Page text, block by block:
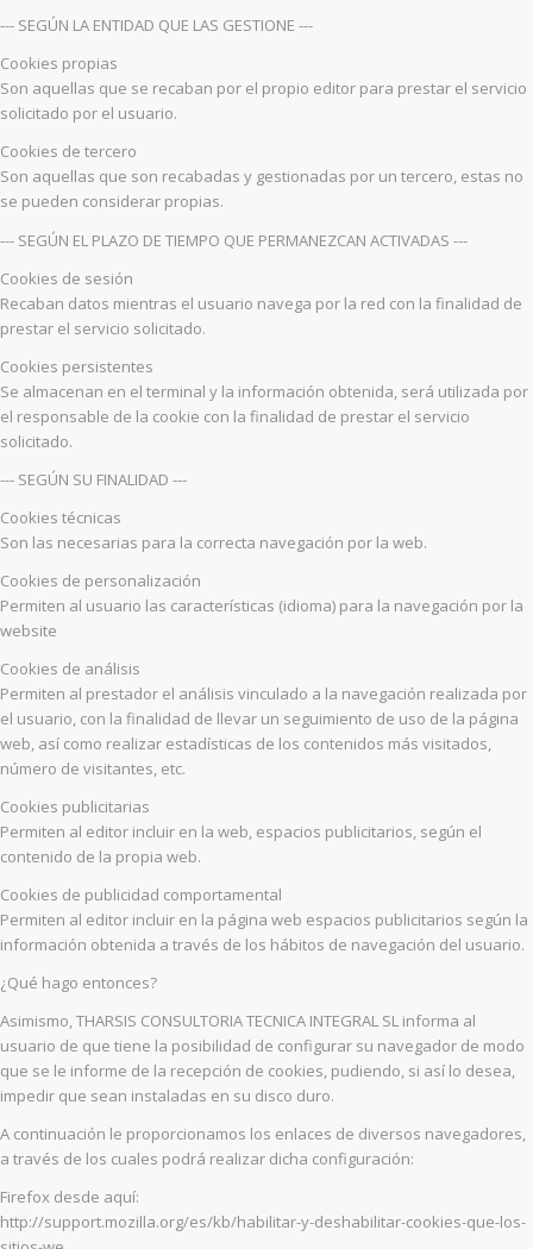
--- SEGÚN LA ENTIDAD QUE LAS GESTIONE ---
Cookies propias
Son aquellas que se recaban por el propio editor para prestar el servicio
solicitado por el usuario.
Cookies de tercero
Son aquellas que son recabadas y gestionadas por un tercero, estas no
se pueden considerar propias.
--- SEGÚN EL PLAZO DE TIEMPO QUE PERMANEZCAN ACTIVADAS ---
Cookies de sesión
Recaban datos mientras el usuario navega por la red con la finalidad de
prestar el servicio solicitado.
Cookies persistentes
Se almacenan en el terminal y la información obtenida, será utilizada por
el responsable de la cookie con la finalidad de prestar el servicio
solicitado.
--- SEGÚN SU FINALIDAD ---
Cookies técnicas
Son las necesarias para la correcta navegación por la web.
Cookies de personalización
Permiten al usuario las características (idioma) para la navegación por la
website
Cookies de análisis
Permiten al prestador el análisis vinculado a la navegación realizada por
el usuario, con la finalidad de llevar un seguimiento de uso de la página
web, así como realizar estadísticas de los contenidos más visitados,
número de visitantes, etc.
Cookies publicitarias
Permiten al editor incluir en la web, espacios publicitarios, según el
contenido de la propia web.
Cookies de publicidad comportamental
Permiten al editor incluir en la página web espacios publicitarios según la
información obtenida a través de los hábitos de navegación del usuario.
¿Qué hago entonces?
Asimismo, THARSIS CONSULTORIA TECNICA INTEGRAL SL informa al
usuario de que tiene la posibilidad de configurar su navegador de modo
que se le informe de la recepción de cookies, pudiendo, si así lo desea,
impedir que sean instaladas en su disco duro.
A continuación le proporcionamos los enlaces de diversos navegadores,
a través de los cuales podrá realizar dicha configuración:
Firefox desde aquí:
http://support.mozilla.org/es/kb/habilitar-y-deshabilitar-cookies-que-los-